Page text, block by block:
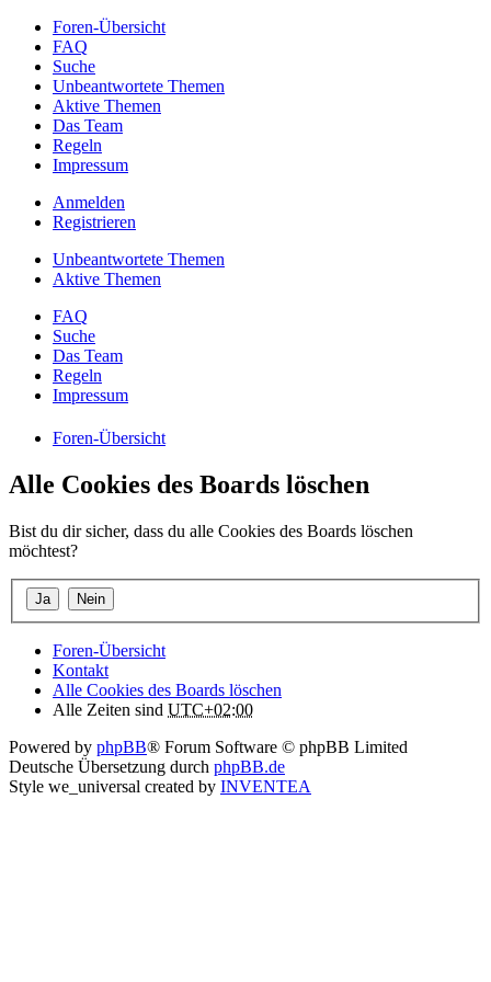
Foren-Übersicht
FAQ
Suche
Unbeantwortete Themen
Aktive Themen
Das Team
Regeln
Impressum
Anmelden
Registrieren
Unbeantwortete Themen
Aktive Themen
FAQ
Suche
Das Team
Regeln
Impressum
Foren-Übersicht
Alle Cookies des Boards löschen
Bist du dir sicher, dass du alle Cookies des Boards löschen
möchtest?
Foren-Übersicht
Kontakt
Alle Cookies des Boards löschen
Alle Zeiten sind UTC+02:00
Powered by phpBB® Forum Software © phpBB Limited
Deutsche Übersetzung durch phpBB.de
Style we_universal created by INVENTEA